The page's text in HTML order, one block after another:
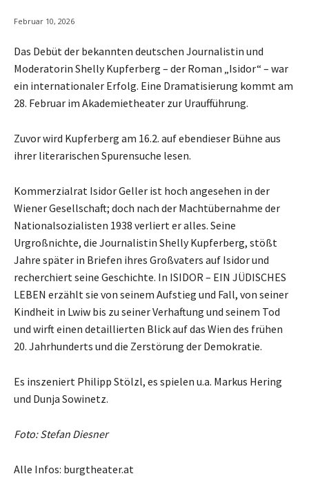
Februar 10, 2026
Das Debüt der bekannten deutschen Journalistin und
Moderatorin Shelly Kupferberg – der Roman „Isidor“ – war
ein internationaler Erfolg. Eine Dramatisierung kommt am
28. Februar im Akademietheater zur Uraufführung.
Zuvor wird Kupferberg am 16.2. auf ebendieser Bühne aus
ihrer literarischen Spurensuche lesen.
Kommerzialrat Isidor Geller ist hoch angesehen in der
Wiener Gesellschaft; doch nach der Machtübernahme der
Nationalsozialisten 1938 verliert er alles. Seine
Urgroßnichte, die Journalistin Shelly Kupferberg, stößt
Jahre später in Briefen ihres Großvaters auf Isidor und
recherchiert seine Geschichte. In ISIDOR – EIN JÜDISCHES
LEBEN erzählt sie von seinem Aufstieg und Fall, von seiner
Kindheit in Lwiw bis zu seiner Verhaftung und seinem Tod
und wirft einen detaillierten Blick auf das Wien des frühen
20. Jahrhunderts und die Zerstörung der Demokratie.
Es inszeniert Philipp Stölzl, es spielen u.a. Markus Hering
und Dunja Sowinetz.
Foto: Stefan Diesner
Alle Infos: burgtheater.at